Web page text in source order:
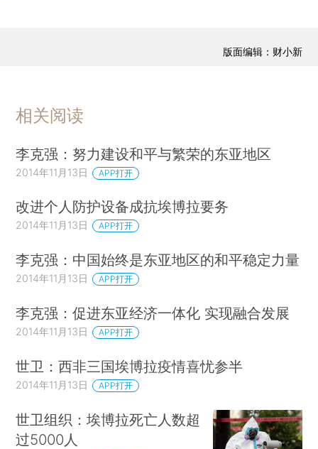
版面编辑：财小新
相关阅读
李克强：努力建设和平与繁荣的东亚地区
2014年11月13日 APP打开
改进个人防护设备成抗埃博拉要务
2014年11月13日 APP打开
李克强：中国始终是东亚地区的和平稳定力量
2014年11月13日 APP打开
李克强：促进东亚经济一体化 实现融合发展
2014年11月13日 APP打开
世卫：西非三国埃博拉疫情喜忧参半
2014年11月13日 APP打开
世卫组织：埃博拉死亡人数超
过5000人